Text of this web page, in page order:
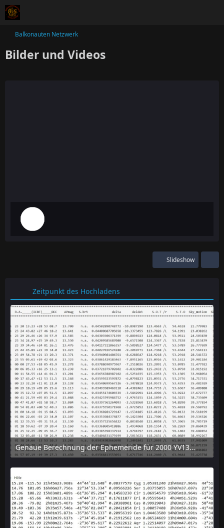
Balkonauten Netzwerk
Bilder und Videos
Slideshow
Zeitpunkt des Hochladens
Genaue Berechnung der Ephemeride für 2000 YV137 mit dem online-tool "Horizon" des JPL
6. August 2026 um 15:38